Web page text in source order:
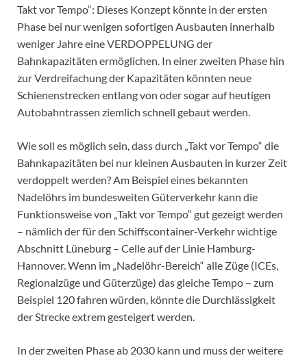
Takt vor Tempo“: Dieses Konzept könnte in der ersten
Phase bei nur wenigen sofortigen Ausbauten innerhalb
weniger Jahre eine VERDOPPELUNG der
Bahnkapazitäten ermöglichen. In einer zweiten Phase hin
zur Verdreifachung der Kapazitäten könnten neue
Schienenstrecken entlang von oder sogar auf heutigen
Autobahntrassen ziemlich schnell gebaut werden.
Wie soll es möglich sein, dass durch „Takt vor Tempo“ die
Bahnkapazitäten bei nur kleinen Ausbauten in kurzer Zeit
verdoppelt werden? Am Beispiel eines bekannten
Nadelöhrs im bundesweiten Güterverkehr kann die
Funktionsweise von „Takt vor Tempo“ gut gezeigt werden
– nämlich der für den Schiffscontainer-Verkehr wichtige
Abschnitt Lüneburg – Celle auf der Linie Hamburg-
Hannover. Wenn im „Nadelöhr-Bereich“ alle Züge (ICEs,
Regionalzüge und Güterzüge) das gleiche Tempo – zum
Beispiel 120 fahren würden, könnte die Durchlässigkeit
der Strecke extrem gesteigert werden.
In der zweiten Phase ab 2030 kann und muss der weitere